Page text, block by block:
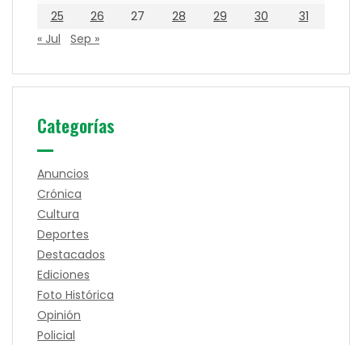
25
26 27 28 29 30
31
« Jul
Sep »
Categorías
Anuncios
Crónica
Cultura
Deportes
Destacados
Ediciones
Foto Histórica
Opinión
Policial